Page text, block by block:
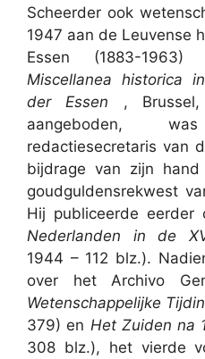
Scheerder ook
1947 aan de Leuvense
Essen (1883-
Miscellanea historica
der Essen ,
aangeboden,
redactiesecretaris van
bijdrage van zijn
goudguldensrekwest
Hij publiceerde eerder
Nederlanden in de
1944 – 112 blz.).
over het Archivo
Wetenschappelijke
379) en Het Zuiden na
308 blz.), het vierde